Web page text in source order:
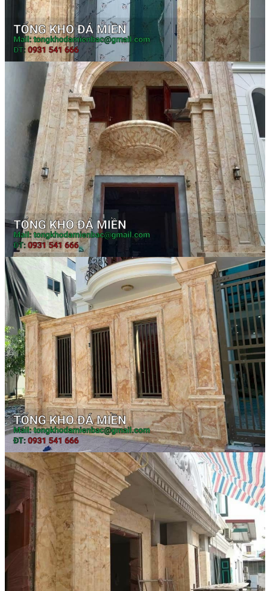
Đá Marble Màu Vàng
Đá Marble Màu Trắng
Đá Marble Màu Xanh
Đá Ốp
Đá Ốp Bàn Bếp Nhân Tạo​
Đá Ốp Mộ
Đá Ốp Cột
Đá Ốp Thang Máy
Đá Ốp Bếp
Đá Ốp Bếp Tự Nhiên
Tranh đá
Tranh Đá Marble Đối Xứng
Tranh Đá Thạch Anh Đối Xứng
Tranh Đá Sơn Thủy Xuyên Sáng
Tranh Đá Granite Đối Xứng
Tranh Đá Xuyên Sáng Onyx
Đá Nội Thất
Chậu Lavabo Đá
Mặt Bàn Lavabo Đá
Đá Bàn Bếp Cao Cấp
Đá Ốp Bếp Tự Nhiên
Các Loại Đá Khác
Kính Màu Ốp Bếp
Mặt Hàng nhập khẩu Container
Vách Tivi ỐP Đá Cao Cấp
Đá Mosaic
Đá Limestone
Đá Onyx